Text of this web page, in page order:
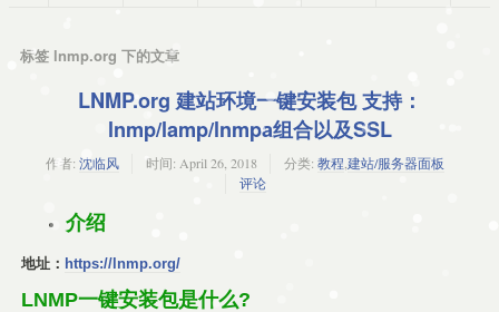
标签 lnmp.org 下的文章
LNMP.org 建站环境一键安装包 支持：
lnmp/lamp/lnmpa组合以及SSL
作者: 沈临风 时间: April 26, 2018 分类: 教程 建站/服务器面板
评论
介绍
地址： https://lnmp.org/
LNMP一键安装包是什么?